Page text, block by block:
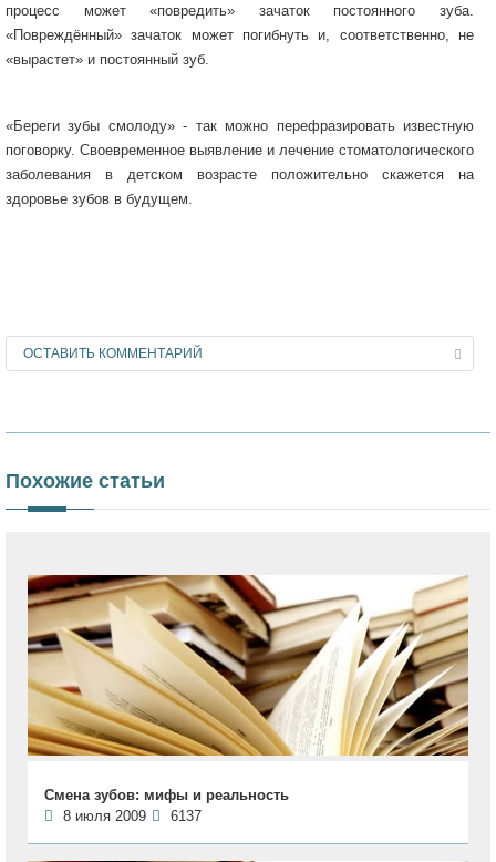
процесс может «повредить» зачаток постоянного зуба.
«Повреждённый» зачаток может погибнуть и, соответственно, не
«вырастет» и постоянный зуб.
«Береги зубы смолоду» - так можно перефразировать известную
поговорку. Своевременное выявление и лечение стоматологического
заболевания в детском возрасте положительно скажется на
здоровье зубов в будущем.
ОСТАВИТЬ КОММЕНТАРИЙ
Похожие статьи
Смена зубов: мифы и реальность
8 июля 2009
6137